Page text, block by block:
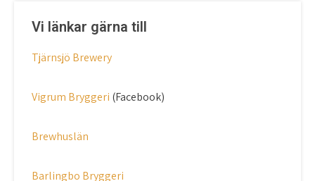
Vi länkar gärna till
Tjärnsjö Brewery
Vigrum Bryggeri (Facebook)
Brewhuslän
Barlingbo Bryggeri